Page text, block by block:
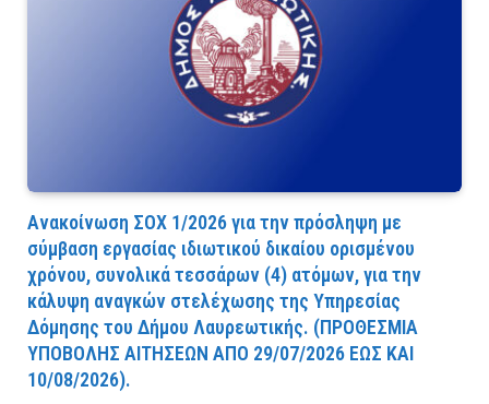
Ανακοίνωση ΣΟΧ 1/2026 για την πρόσληψη με
σύμβαση εργασίας ιδιωτικού δικαίου ορισμένου
χρόνου, συνολικά τεσσάρων (4) ατόμων, για την
κάλυψη αναγκών στελέχωσης της Υπηρεσίας
Δόμησης του Δήμου Λαυρεωτικής. (ΠPOΘEΣMIA
YΠOBOΛHΣ AITHΣEΩN AΠO 29/07/2026 EΩΣ KAI
10/08/2026).